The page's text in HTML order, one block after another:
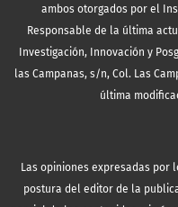
ambos otorgados por el
Responsable de la última
Investigación, Innovación y
las Campanas, s/n, Col. Las
última
Las opiniones expresadas por
postura del editor de la